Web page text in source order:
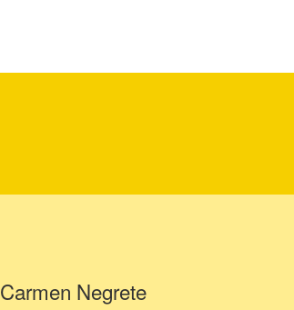
Carmen Negrete